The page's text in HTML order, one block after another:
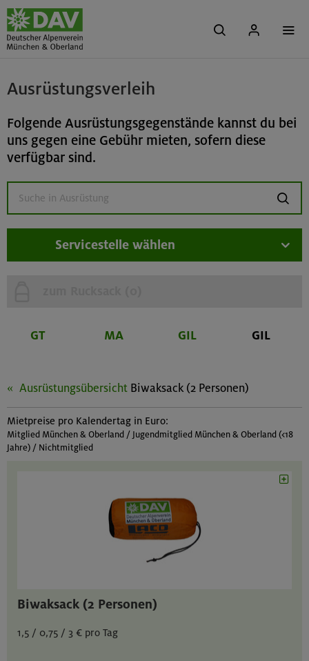
Ausrüstungsverleih
Folgende Ausrüstungsgegenstände kannst du bei
uns gegen eine Gebühr mieten, sofern diese
verfügbar sind.
suchen
Servicestelle wählen
GT MA GIL GIL
Ausrüstungsübersicht Biwaksack (2 Personen)
Mietpreise pro Kalendertag in Euro:
Mitglied München & Oberland / Jugendmitglied München & Oberland (<18
Jahre) / Nichtmitglied
Biwaksack (2 Personen)
1,5 / 0,75 / 3 € pro Tag